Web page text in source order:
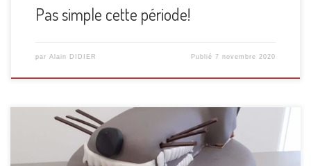
Pas simple cette période!
par Alain DIDIER Publié7 novembre 2020
Qui à peur du loup?! En tous cas pas Léane! C’est sa grand-